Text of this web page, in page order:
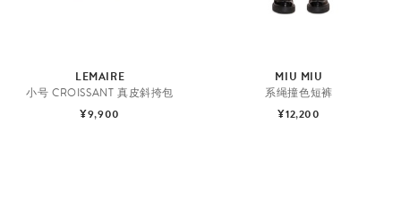
LEMAIRE
小号 CROISSANT 真皮斜挎包
¥9,900
MIU MIU
系绳撞色短裤
¥12,200